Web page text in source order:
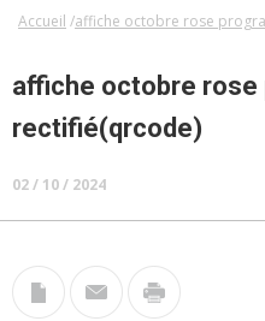
Accueil affiche octobre rose
affiche octobre rose
rectifié(qrcode)
02 / 10 / 2024